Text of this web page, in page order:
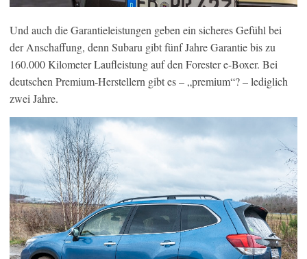
Und auch die Garantieleistungen geben ein sicheres Gefühl bei
der Anschaffung, denn Subaru gibt fünf Jahre Garantie bis zu
160.000 Kilometer Laufleistung auf den Forester e-Boxer. Bei
deutschen Premium-Herstellern gibt es – „premium“? – lediglich
zwei Jahre.